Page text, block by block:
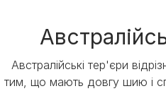
Австралійські тер'єри
тим, що мають довгу шию і